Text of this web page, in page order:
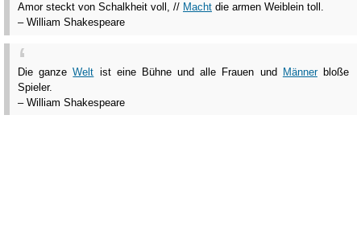
Amor steckt von Schalkheit voll, // Macht die armen Weiblein toll.
– William Shakespeare
Die ganzeWelt ist eine Bühne und alle Frauen und Männerbloße
Spieler.
– William Shakespeare